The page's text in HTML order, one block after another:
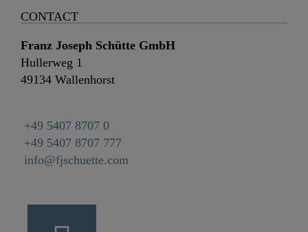
CONTACT
Franz Joseph Schütte GmbH
Hullerweg 1
49134 Wallenhorst
+49 5407 8707 0
+49 5407 8707 777
info@fjschuette.com